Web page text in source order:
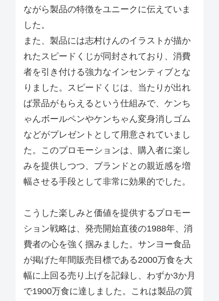
ながら製品の特徴をユニークに伝えていま
した。
また、製品には志村けんのイラストが描か
れたスピードくじが同封されており、消費
者を引き付ける強力なインセンティブとな
りました。スピードくじは、当たりが出れ
ば景品がもらえるという仕組みで、ケンち
ゃんボールペンやケンちゃん変身消しゴム
などがプレゼントとして用意されていまし
た。このプロモーションは、購入者に楽し
みを提供しつつ、ブランドとの親近感を増
幅させる手段として非常に効果的でした。
こうした楽しみと価値を提供するプロモー
ション戦略は、発売開始直後の1988年、消
費者の心を強く掴みました。サンヨー食品
が掲げた年間販売目標である2000万食を大
幅に上回る売り上げを記録し、わずか3か月
で1900万食に達しました。これは製品の質